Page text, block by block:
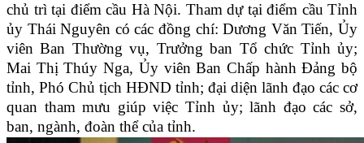
chủ trì tại điểm cầu Hà Nội. Tham dự tại điểm cầu Tỉnh
ủy Thái Nguyên có các đồng chí: Dương Văn Tiến, Ủy
viên Ban Thường vụ, Trưởng ban Tổ chức Tỉnh ủy;
Mai Thị Thúy Nga, Ủy viên Ban Chấp hành Đảng bộ
tỉnh, Phó Chủ tịch HĐND tỉnh; đại diện lãnh đạo các cơ
quan tham mưu giúp việc Tỉnh ủy; lãnh đạo các sở,
ban, ngành, đoàn thể của tỉnh.